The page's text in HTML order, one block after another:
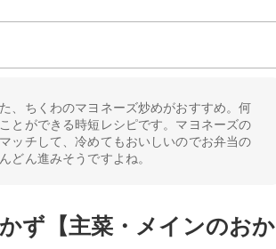
、ちくわのマヨネーズ炒めがおすすめ。何
とができる時短レシピです。マヨネーズの
ッチして、冷めてもおいしいのでお弁当の
どん進みそうですよね。
ず【主菜・メインのおか